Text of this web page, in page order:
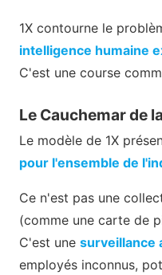
1X contourne le
intelligence humaine
C'est une course
Le Cauchemar de
Le modèle de 1X
pour l'ensemble de
Ce n'est pas une
(comme une carte de
C'est une surveillance
employés inconnus,